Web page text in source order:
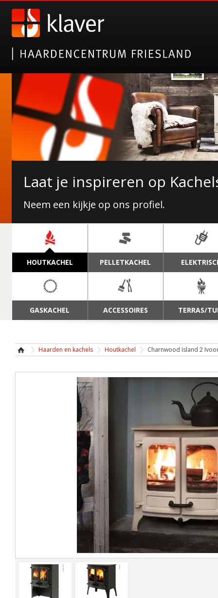
Nieuwe collectie
Janco de Jong!
Laat je inspireren op
Neem een kijkje op ons profiel.
NAVIGATIE
HOUTKACHEL PELLETKACHEL
GASKACHEL ACCESSOIRES TERRAS/
Haarden en kachels Houtkachel Charnwood Island 2